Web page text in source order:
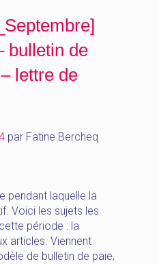
bulletin de
lettre de
par Fatine Bercheq
pendant laquelle la
Voici les sujets les
période : la
articles. Viennent
de bulletin de paie,